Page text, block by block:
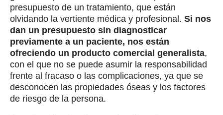
presupuesto de un tratamiento, que están
olvidando la vertiente médica y profesional. Si nos
dan un presupuesto sin diagnosticar
previamente a un paciente, nos están
ofreciendo un producto comercial generalista,
con el que no se puede asumir la responsabilidad
frente al fracaso o las complicaciones, ya que se
desconocen las propiedades óseas y los factores
de riesgo de la persona.